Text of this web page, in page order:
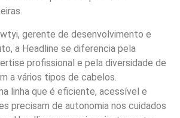
gerente de desenvolvimento e
a Headline se diferencia pela
profissional e pela diversidade de
a vários tipos de cabelos.
linha que é eficiente, acessível e
precisam de autonomia nos cuidados